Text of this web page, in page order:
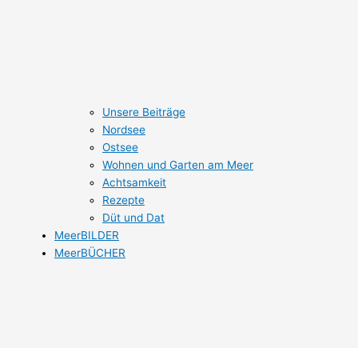
Unsere Beiträge
Nordsee
Ostsee
Wohnen und Garten am Meer
Achtsamkeit
Rezepte
Düt und Dat
MeerBILDER
MeerBÜCHER